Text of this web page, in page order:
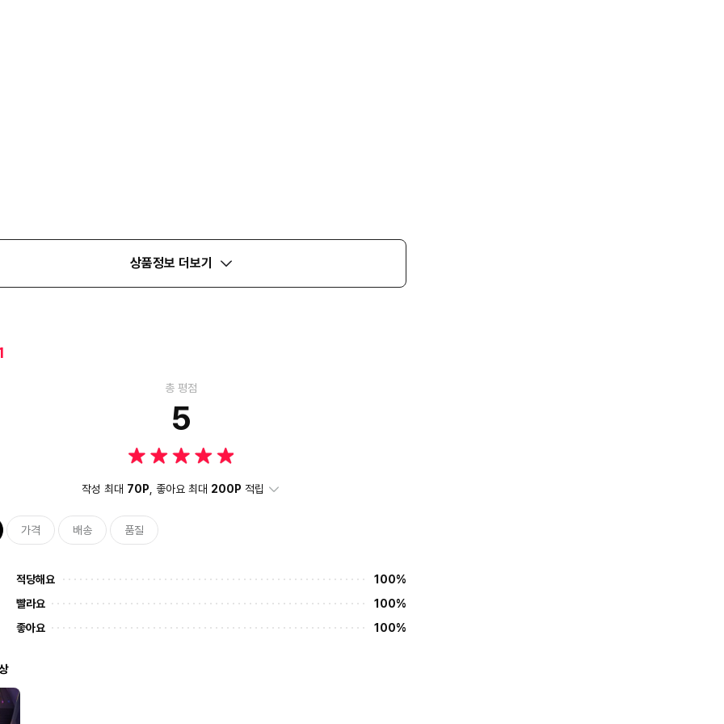
상품정보 더보기
총 평점
5
작성 최대 70P , 좋아요 최대 200P 적립
가격 배송 품질
적당해요
100%
빨라요
100%
좋아요
100%